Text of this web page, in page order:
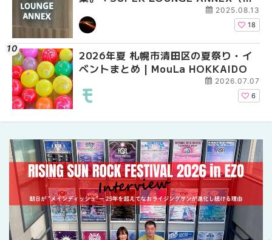
ーパーラウンジアネックス）」をご紹
介！！ | MouLa HOKKAIDO
2025.08.13
18
2026年夏 札幌市清田区の夏祭り・イ
ベントまとめ | MouLa HOKKAIDO
2026.07.07
6
2026年夏 恵庭市・千
イベントまとめ |
ーパーラウンジアネッ
介！！ | MouLa
2026年夏 札幌市豊平
ベントまとめ |